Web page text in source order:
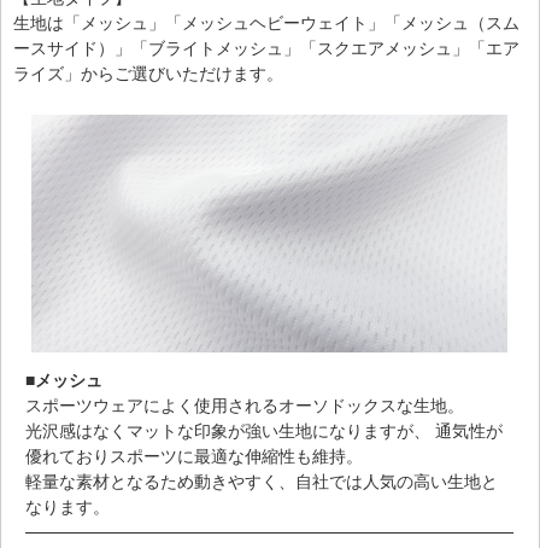
生地は「メッシュ」「メッシュヘビーウェイト」「メッシュ（スム
ースサイド）」「ブライトメッシュ」「スクエアメッシュ」「エア
ライズ」からご選びいただけます。
■メッシュ
スポーツウェアによく使用されるオーソドックスな生地。
光沢感はなくマットな印象が強い生地になりますが、 通気性が
優れておりスポーツに最適な伸縮性も維持。
軽量な素材となるため動きやすく、自社では人気の高い生地と
なります。